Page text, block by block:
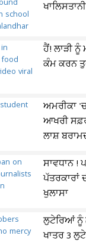
ਹੈਂ! ਲਾੜੀ
ਕੰਮ ਕਰਨ
ਅਮਰੀਕਾ
ਆਖਰੀ
ਲਾਸ਼
ਸਾਵਧਾਨ !
ਪੱਤਰਕਾਰਾਂ
ਖੁਲਾਸਾ
ਲੁਟੇਰਿਆਂ ਨੂੰ
ਖਾਤਰ 3